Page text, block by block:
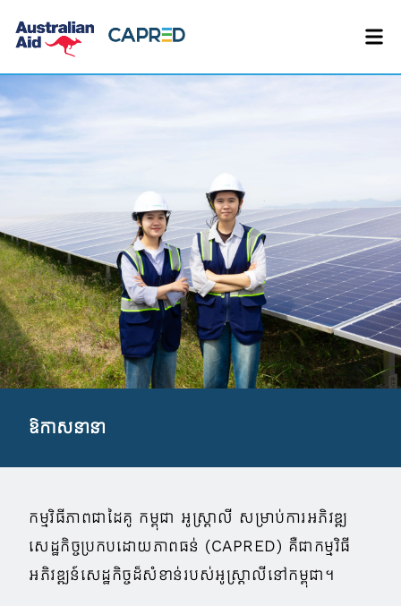
ឱកាសនានា
កម្មវិធីភាពជាដៃគូ កម្ពុជា អូស្ត្រាលី សម្រាប់ការអភិវឌ្ឍ
សេដ្ឋកិច្ចប្រកបដោយភាពធន់ (CAPRED) គឺជាកម្មវិធី
អភិវឌ្ឍន៍សេដ្ឋកិច្ចដ៏សំខាន់របស់អូស្ត្រាលីនៅកម្ពុជា។